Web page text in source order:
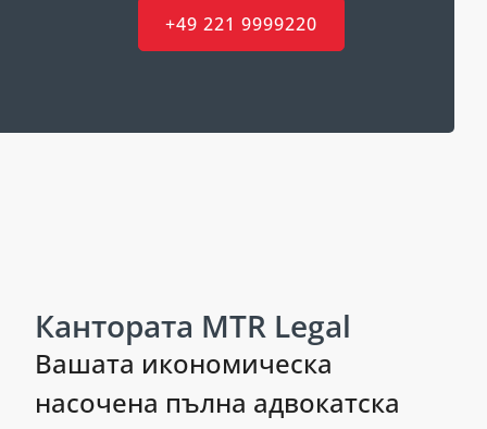
+49 221 9999220
Кантората MTR Legal
Вашата икономическа
насочена пълна адвокатска